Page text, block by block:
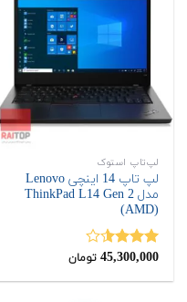
لپ‌تاپ استوک
لپ تاپ 14 اینچی Lenovo
مدل ThinkPad L14 Gen 2
(AMD)
نمره
5
45,300,000 تومان